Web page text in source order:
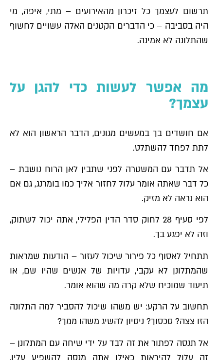
תרשום לעצמך כל זיכרון מהאירועים – מתי, איפה, מי
היה בסביבה – כי הדברים הקטנים האלה עשויים לחשוף
שהתלונה לא אמינה.
מה אפשר לעשות כדי להגן על
עצמך?
אם חושדים בך במעשים מגונים, הדבר הראשון הוא לא
לתת לפחד להשתלט.
אל תדבר עם המשטרה לפני שתבין לאן הרוח נושבת –
כל דבר שאתה אומר עלול לחזור אליך כמו בומרנג, גם אם
הוא נראה לא מזיק.
לפי סעיף 28 לחוק סדר הדין הפלילי, אתה יכול לשתוק,
וזה לא יפגע בך.
תתחיל לאסוף כל פירור שיכול לעזור – הודעות שמראות
שהמתלונן לא עקבי, עדויות של אנשים שהיו שם, או
תיעוד שמוכיח שלא קרה מה שהוא אומר.
תחשוב על הרקע: יש משהו שיכול להסביר למה התלונה
הזו צצה? סכסוך? ניסיון להשיג משהו ממך?
אל תנסה לפתור את זה לבד על ידי שיחה עם המתלונן –
זה עלול להיראות כאילו אתה מנסה להשפיע עליו,